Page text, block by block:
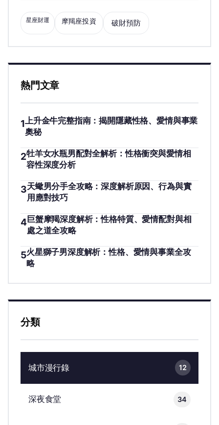
星座財運 摩羯座投資 破財預防
熱門文章
1上升金牛完整指南：揭開隱藏性格、愛情與事業
奧秘
2牡羊女水瓶男配對全解析：性格衝突與愛情相
容性深度分析
3天蠍男分手全攻略：深度解析原因、行為與實
用應對技巧
4巨蟹摩羯深度解析：性格特質、愛情配對與相
處之道全攻略
5火星獅子男深度解析：性格、愛情與事業全攻
略
分類
城市漫行錄 12
深夜食堂 34